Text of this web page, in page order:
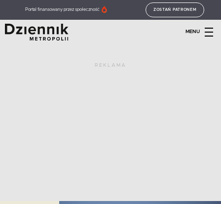
Portal finansowany przez społeczność ZOSTAŃ PATRONEM
MENU
REKLAMA